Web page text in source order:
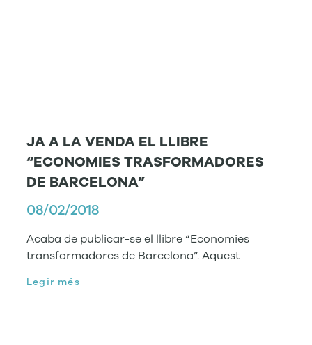
JA A LA VENDA EL LLIBRE
“ECONOMIES TRASFORMADORES
DE BARCELONA”
08/02/2018
Acaba de publicar-se el llibre “Economies
transformadores de Barcelona”. Aquest
Legir més